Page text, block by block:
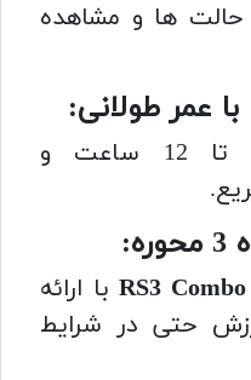
حالت ها و مشاهده
باتری با ماندگاری تا 12 ساعت و
با ارائه
حتی در شرایط